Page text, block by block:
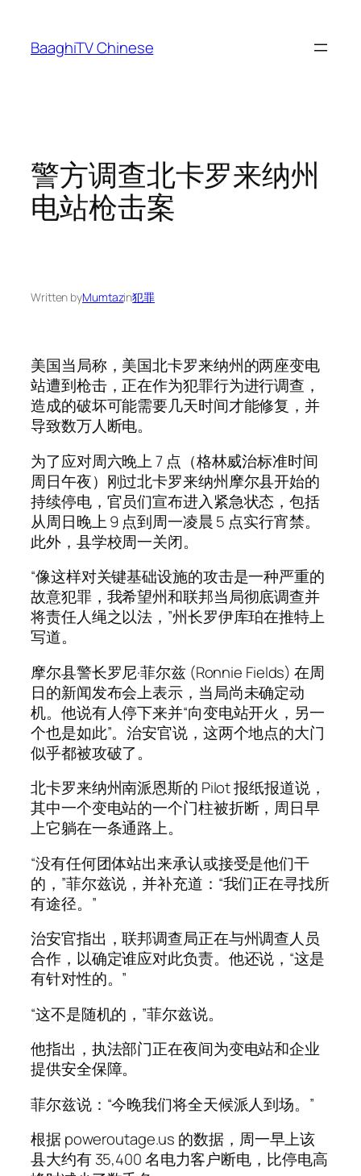
content
BaaghiTV Chinese
警方调查北卡罗来纳州
电站枪击案
Written byMumtazin犯罪
美国当局称，美国北卡罗来纳州的两座变电
站遭到枪击，正在作为犯罪行为进行调查，
造成的破坏可能需要几天时间才能修复，并
导致数万人断电。
为了应对周六晚上 7 点（格林威治标准时间
周日午夜）刚过北卡罗来纳州摩尔县开始的
持续停电，官员们宣布进入紧急状态，包括
从周日晚上 9 点到周一凌晨 5 点实行宵禁。
此外，县学校周一关闭。
“像这样对关键基础设施的攻击是一种严重的
故意犯罪，我希望州和联邦当局彻底调查并
将责任人绳之以法，”州长罗伊库珀在推特上
写道。
摩尔县警长罗尼·菲尔兹 (Ronnie Fields) 在周
日的新闻发布会上表示，当局尚未确定动
机。他说有人停下来并“向变电站开火，另一
个也是如此”。治安官说，这两个地点的大门
似乎都被攻破了。
北卡罗来纳州南派恩斯的 Pilot 报纸报道说，
其中一个变电站的一个门柱被折断，周日早
上它躺在一条通路上。
“没有任何团体站出来承认或接受是他们干
的，”菲尔兹说，并补充道：“我们正在寻找所
有途径。”
治安官指出，联邦调查局正在与州调查人员
合作，以确定谁应对此负责。他还说，“这是
有针对性的。”
“这不是随机的，”菲尔兹说。
他指出，执法部门正在夜间为变电站和企业
提供安全保障。
菲尔兹说：“今晚我们将全天候派人到场。”
根据 poweroutage.us 的数据，周一早上该
县大约有 35,400 名电力客户断电，比停电高